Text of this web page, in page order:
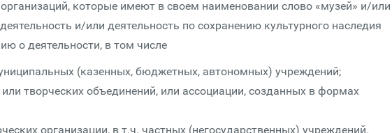
которые имеют в своем наименовании слово «музей» и/или
и/или деятельность по сохранению культурного наследия
о деятельности, в том числе
(казенных, бюджетных, автономных) учреждений;
творческих объединений, или ассоциации, созданных в формах
организации, в т.ч. частных (негосударственных) учреждений.